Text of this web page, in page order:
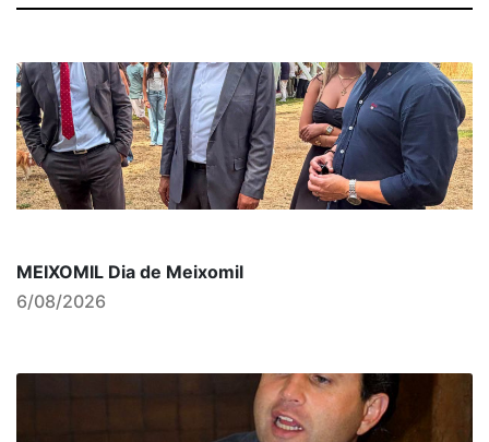
MEIXOMIL Dia de Meixomil
6/08/2026